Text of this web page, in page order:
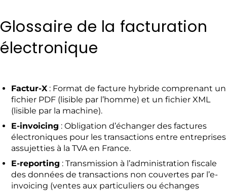
Glossaire de la facturation
électronique
Factur-X: Format de facture hybride comprenant un
fichier PDF (lisible par l’homme) et un fichier XML
(lisible par la machine).
E-invoicing : Obligation d’échanger des factures
électroniques pour les transactions entre entreprises
assujetties à la TVA en France.
E-reporting : Transmission à l’administration fiscale
des données de transactions non couvertes par l’e-
invoicing (ventes aux particuliers ou échanges